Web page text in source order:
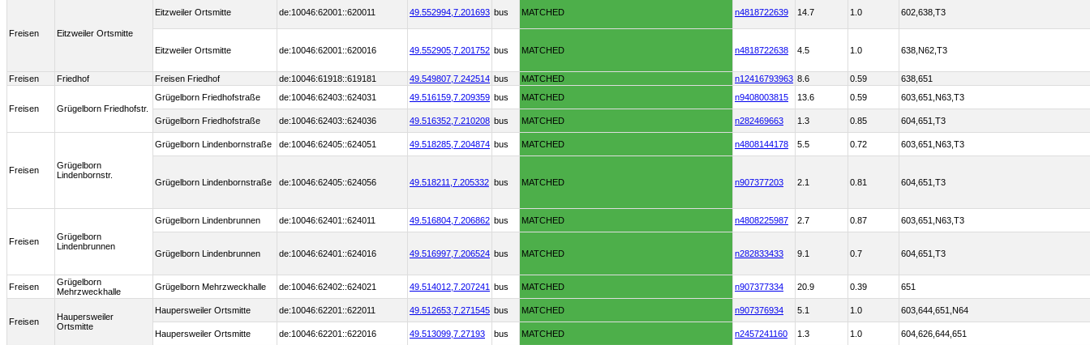
Freisen Eitzweiler Ortsmitte
Eitzweiler Ortsmitte de:10046:62001::620011 49.552994, 7.201693 bus MATCHED n4818722639 14.7 1.0 602,638,T3
Eitzweiler Ortsmitte de:10046:62001::620016 49.552905, 7.201752 bus MATCHED n4818722638 4.5 1.0 638,N62,T3
Freisen Friedhof Freisen Friedhof de:10046:61918::619181 49.549807, 7.242514 bus MATCHED n12416793963 8.6 0.59 638,651
Freisen Grügelborn Friedhofstr.
Grügelborn Friedhofstraße de:10046:62403::624031 49.516159, 7.209359 bus MATCHED n9408003815 13.6 0.59 603,651,N63,T3
Grügelborn Friedhofstraße de:10046:62403::624036 49.516352, 7.210208 bus MATCHED n282469663 1.3 0.85 604,651,T3
Freisen
Grügelborn
Lindenbornstr.
Grügelborn Lindenbornstraße de:10046:62405::624051 49.518285, 7.204874 bus MATCHED n4808144178 5.5 0.72 603,651,N63,T3
Grügelborn Lindenbornstraße de:10046:62405::624056 49.518211, 7.205332 bus MATCHED n907377203 2.1 0.81 604,651,T3
Freisen
Grügelborn
Lindenbrunnen
Grügelborn Lindenbrunnen de:10046:62401::624011 49.516804, 7.206862 bus MATCHED n4808225987 2.7 0.87 603,651,N63,T3
Grügelborn Lindenbrunnen de:10046:62401::624016 49.516997, 7.206524 bus MATCHED n282833433 9.1 0.7 604,651,T3
Freisen
Grügelborn
Mehrzweckhalle
Grügelborn Mehrzweckhalle de:10046:62402::624021 49.514012, 7.207241 bus MATCHED n907377334 20.9 0.39 651
Freisen
Haupersweiler
Ortsmitte
Haupersweiler Ortsmitte de:10046:62201::622011 49.512653, 7.271545 bus MATCHED n907376934 5.1 1.0 603,644,651,N64
Haupersweiler Ortsmitte de:10046:62201::622016 49.513099, 7.27193 bus MATCHED n2457241160 1.3 1.0 604,626,644,651